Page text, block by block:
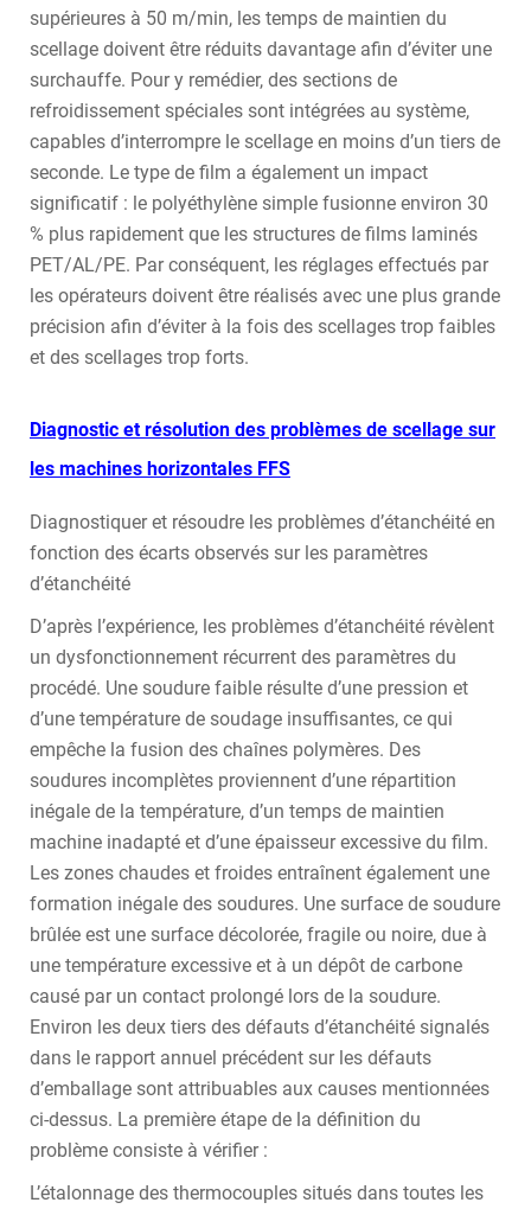
supérieures à 50 m/min, les temps de maintien du
scellage doivent être réduits davantage afin d’éviter une
surchauffe. Pour y remédier, des sections de
refroidissement spéciales sont intégrées au système,
capables d’interrompre le scellage en moins d’un tiers de
seconde. Le type de film a également un impact
significatif : le polyéthylène simple fusionne environ 30
% plus rapidement que les structures de films laminés
PET/AL/PE. Par conséquent, les réglages effectués par
les opérateurs doivent être réalisés avec une plus grande
précision afin d’éviter à la fois des scellages trop faibles
et des scellages trop forts.
Diagnostic et résolution des problèmes de scellage sur
les machines horizontales FFS
Diagnostiquer et résoudre les problèmes d’étanchéité en
fonction des écarts observés sur les paramètres
d’étanchéité
D’après l’expérience, les problèmes d’étanchéité révèlent
un dysfonctionnement récurrent des paramètres du
procédé. Une soudure faible résulte d’une pression et
d’une température de soudage insuffisantes, ce qui
empêche la fusion des chaînes polymères. Des
soudures incomplètes proviennent d’une répartition
inégale de la température, d’un temps de maintien
machine inadapté et d’une épaisseur excessive du film.
Les zones chaudes et froides entraînent également une
formation inégale des soudures. Une surface de soudure
brûlée est une surface décolorée, fragile ou noire, due à
une température excessive et à un dépôt de carbone
causé par un contact prolongé lors de la soudure.
Environ les deux tiers des défauts d’étanchéité signalés
dans le rapport annuel précédent sur les défauts
d’emballage sont attribuables aux causes mentionnées
ci-dessus. La première étape de la définition du
problème consiste à vérifier :
L’étalonnage des thermocouples situés dans toutes les